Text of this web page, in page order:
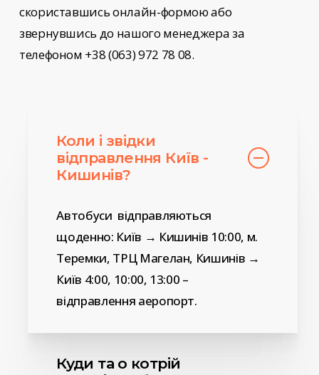
скориставшись онлайн-формою або
звернувшись до нашого менеджера за
телефоном +38 (063) 972 78 08.
Коли і звідки
відправлення Київ -
Кишинів?
Автобуси відправляються
щоденно: Київ → Кишинів 10:00, м.
Теремки, ТРЦ Магелан, Кишинів →
Київ 4:00, 10:00, 13:00 –
відправлення аеропорт.
Куди та о котрій